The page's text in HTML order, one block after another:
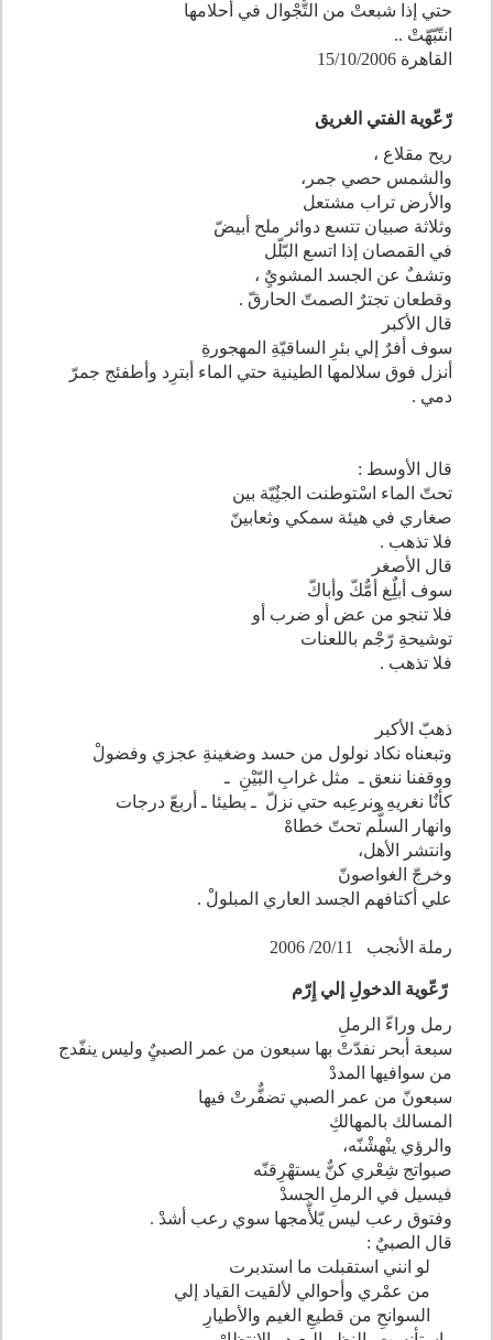
حتي إذا شبعتْ من التٌّجْوال في أحلامها
انتّبّهّتْ ..
القاهرة 15/10/2006
رّعّوية الفتي الغريق
ريح مقلاع ،
والشمس حصي جمر،
والأرض تراب مشتعل
وثلاثة صبيان تتسع دوائر ملح أبيضّ
في القمصان إذا اتسع البّلّل
وتشفٌ عن الجسد المشويٌِ ،
وقطعان تجترٌ الصمتّ الحارقّ .
قال الأكبر
سوف أفرٌ إلي بئرِ الساقيّةِ المهجورةِ
أنزل فوق سلالمها الطينية حتي الماء أبترِد وأطفئج جمرّ
دمي .
قال الأوسط :
تحتّ الماء اسْتوطنت الجنٌِيّة بين
صغاري في هيئة سمكي وثعابينّ
فلا تذهب .
قال الأصغر
سوف أبلٌِغ أمٌّكّ وأباكّ
فلا تنجو من عض أو ضرب أو
توشيحةِ رّجْم باللعنات
فلا تذهب .
ذهبّ الأكبر
وتبعناه نكاد نولول من حسد وضغينةِ عجزي وفضولْ
ووقفنا ننعق ـ ­ مثل غرابِ البّيْنِ ­ ـ
كأنٌا نغريهِ ونرعِبه حتي نزلّ ـ بطيئا ـ­ أربعّ درجات
وانهار السلٌّم تحتّ خطاهْ
وانتشر الأهل،
وخرجّ الغواصونّ
علي أكتافهم الجسد العاري المبلولْ .
رملة الأنجب 20/11/ 2006
رّعّوية الدخولِ إلي إِرّم
رمل وراءّ الرملِ
سبعة أبحر نفدّتْ بها سبعون من عمر الصبيٌِ وليس ينفّدج
من سوافيها المددْ
سبعونّ من عمر الصبي تضفٌّرتْ فيها
المسالك بالمهالكِ
والرؤي ينْهشْنّه،
صبواتج شِعْري كنٌّ يستهْرِقنّه
فيسيل في الرملِ الجسدْ
وفتوق رعب ليس يّلأّمجها سوي رعب أشدْ .
قال الصبيٌ :
لو انني استقبلت ما استدبرت
من عمْري وأحوالي لألقيت القياد إلي
السوانحِ من قطيعِ الغيم والأطيارِ